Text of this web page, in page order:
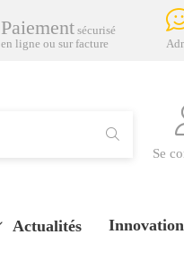
Paiement sécurisé
en ligne ou sur facture
Se
Actualités